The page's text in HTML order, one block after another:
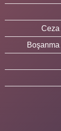
Ceza
Boşanma